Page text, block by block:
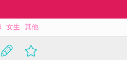
女生 其他